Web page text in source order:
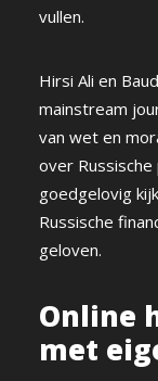
vullen.
Hirsi Ali en
mainstream
van wet en
over
goedgelovig
Russische
geloven.
Online
met